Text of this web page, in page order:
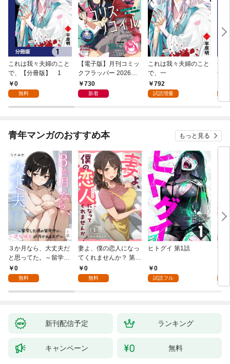
これは我々夫婦のこと
で、【分冊版】 1
0
無料
【電子版】月刊コミッ
クフラッパー 2026年9
月号730
新着
これは我々夫婦のこと
で、一
792
試読増量
チ
冊
青年マンガのおすすめ本 もっと見る
３か月なら、大丈夫だ
と思ってた。～留学し
た僕の留守中に、一途
な彼女が汚されるまで
0
無料
妻よ、僕の恋人になっ
てくれませんか？ 第1
話0
無料
ヒトグイ 第1話
0
試読フル
世
新刊配信予定 ランキング
キャンペーン 無料